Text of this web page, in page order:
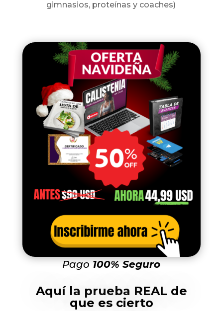
gimnasios, proteínas y coaches)
Pago 100% Seguro
Aquí la prueba REAL de
que es cierto